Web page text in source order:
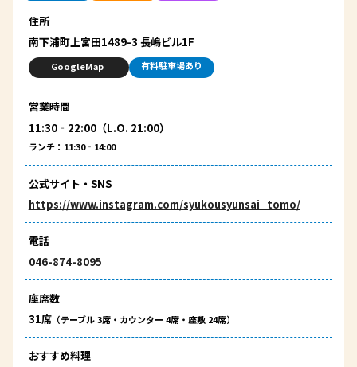
住所
南下浦町上宮田1489-3 長嶋ビル1F
GoogleMap 有料駐車場あり
営業時間
11:30‐22:00（L.O. 21:00）
ランチ：11:30‐14:00
公式サイト・SNS
https://www.instagram.com/syukousyunsai_tomo/
電話
046-874-8095
座席数
31席（テーブル 3席・カウンター 4席・座敷 24席）
おすすめ料理